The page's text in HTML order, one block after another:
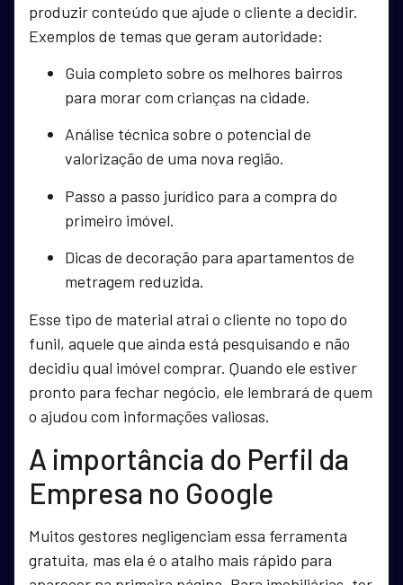
produzir conteúdo que ajude o cliente a decidir.
Exemplos de temas que geram autoridade:
Guia completo sobre os melhores bairros
para morar com crianças na cidade.
Análise técnica sobre o potencial de
valorização de uma nova região.
Passo a passo jurídico para a compra do
primeiro imóvel.
Dicas de decoração para apartamentos de
metragem reduzida.
Esse tipo de material atrai o cliente no topo do
funil, aquele que ainda está pesquisando e não
decidiu qual imóvel comprar. Quando ele estiver
pronto para fechar negócio, ele lembrará de quem
o ajudou com informações valiosas.
A importância do Perfil da
Empresa no Google
Muitos gestores negligenciam essa ferramenta
gratuita, mas ela é o atalho mais rápido para